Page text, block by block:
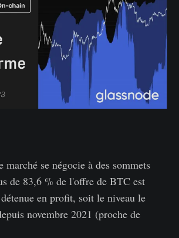
marché se négocie à des sommets
de 83,6 % de l'offre de BTC est
en profit, soit le niveau le
novembre 2021 (proche de